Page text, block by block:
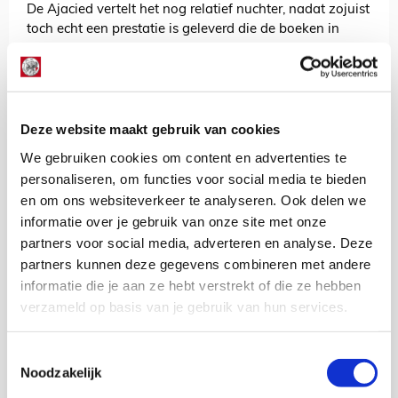
Deze website maakt gebruik van cookies
We gebruiken cookies om content en advertenties te
personaliseren, om functies voor social media te bieden
en om ons websiteverkeer te analyseren. Ook delen we
informatie over je gebruik van onze site met onze
partners voor social media, adverteren en analyse. Deze
partners kunnen deze gegevens combineren met andere
informatie die je aan ze hebt verstrekt of die ze hebben
verzameld op basis van je gebruik van hun services.
Noodzakelijk
De Ajacied vertelt het nog relatief nuchter, nadat zojuist
toch echt een prestatie is geleverd die de boeken in
gaat door of niet. Finales zijn meestal niet de mooiste
wedstrijden, maar je moet ze wel winnen. Dat dit is
wedstrijd tegen Telstar. Dan moet de knop weer zijn
AANBEVOLEN
Vind alle Mannsverken en win
kaarten voor Ajax - FK
Bodø/Glimt!
Sander Zeldenrijk
Bekijk alle berichten van Sander
Zeldenrijk